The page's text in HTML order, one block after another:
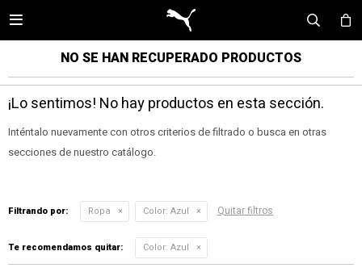

NO SE HAN RECUPERADO PRODUCTOS
¡Lo sentimos! No hay productos en esta sección.
Inténtalo nuevamente con otros criterios de filtrado o busca en otras
secciones de nuestro catálogo.
Filtrando por: Ropa Color: Azul Quitar filtros
Te recomendamos quitar: Color: Azul